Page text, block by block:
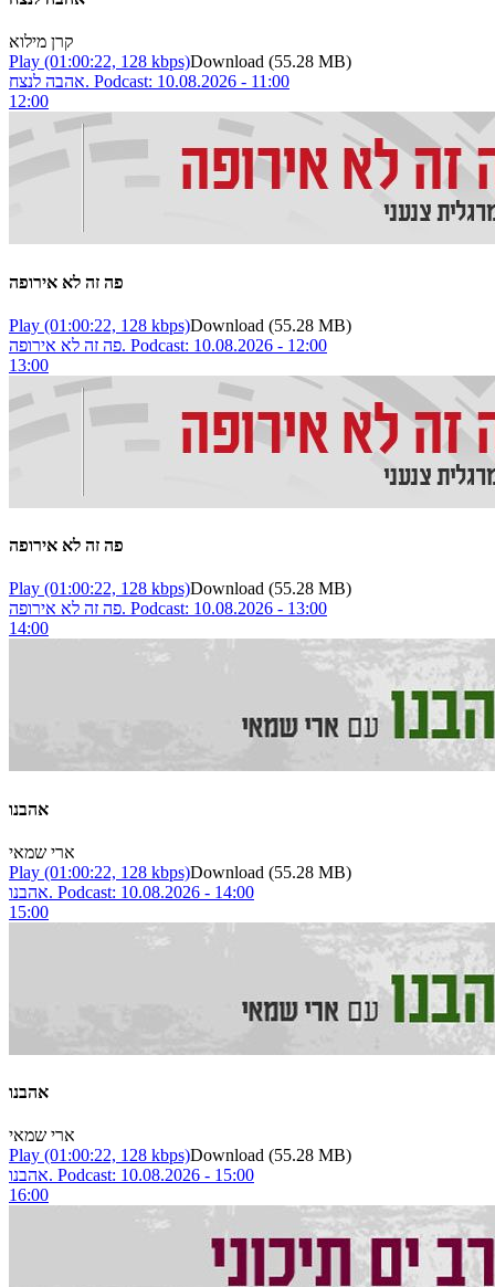
קרן מילוא
Play (01:00:22, 128 kbps)Download (55.28 MB)
אהבה לנצח. Podcast: 10.08.2026 - 11:00
12:00
פה זה לא אירופה
Play (01:00:22, 128 kbps)Download (55.28 MB)
פה זה לא אירופה. Podcast: 10.08.2026 - 12:00
13:00
פה זה לא אירופה
Play (01:00:22, 128 kbps)Download (55.28 MB)
פה זה לא אירופה. Podcast: 10.08.2026 - 13:00
14:00
אהבנו
ארי שמאי
Play (01:00:22, 128 kbps)Download (55.28 MB)
אהבנו. Podcast: 10.08.2026 - 14:00
15:00
אהבנו
ארי שמאי
Play (01:00:22, 128 kbps)Download (55.28 MB)
אהבנו. Podcast: 10.08.2026 - 15:00
16:00